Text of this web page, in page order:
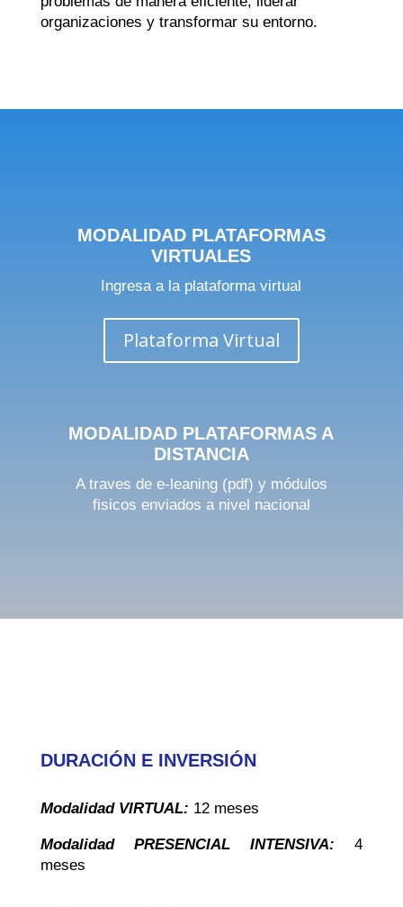
organizaciones y transformar su entorno.
MODALIDAD PLATAFORMAS
VIRTUALES
Ingresa a la plataforma virtual
Plataforma Virtual
MODALIDAD PLATAFORMAS A
DISTANCIA
A traves de e-leaning (pdf) y módulos
fisicos enviados a nivel nacional
DURACIÓN E INVERSIÓN
Modalidad VIRTUAL: 12 meses
Modalidad PRESENCIAL INTENSIVA: 4
meses